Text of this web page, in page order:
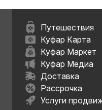
Путешествия
Куфар Карта
Куфар Маркет
Куфар Медиа
Доставка
Рассрочка
Услуги